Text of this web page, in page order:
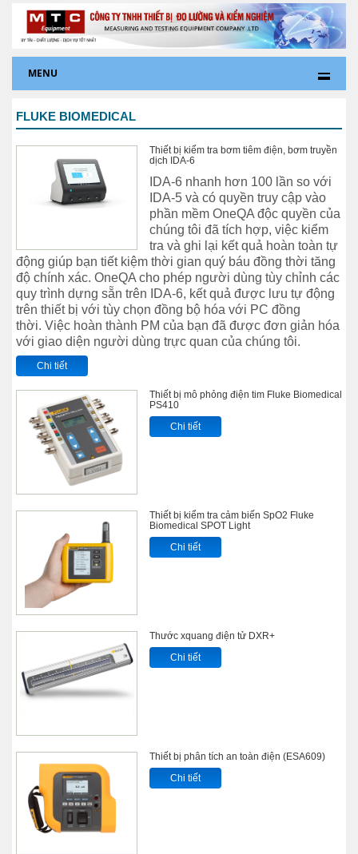
MENU
FLUKE BIOMEDICAL
Thiết bị kiểm tra bơm tiêm điện, bơm truyền
dịch IDA-6
IDA-6 nhanh hơn 100 lần so với
IDA-5 và có quyền truy cập vào
phần mềm OneQA độc quyền của
chúng tôi đã tích hợp, việc kiểm
tra và ghi lại kết quả hoàn toàn tự
động giúp bạn tiết kiệm thời gian quý báu đồng thời tăng
độ chính xác. OneQA cho phép người dùng tùy chỉnh các
quy trình dựng sẵn trên IDA-6, kết quả được lưu tự động
trên thiết bị với tùy chọn đồng bộ hóa với PC đồng
thời. Việc hoàn thành PM của bạn đã được đơn giản hóa
với giao diện người dùng trực quan của chúng tôi.
Chi tiết
Thiết bị mô phỏng điện tim Fluke Biomedical
PS410
Chi tiết
Thiết bị kiểm tra cảm biến SpO2 Fluke
Biomedical SPOT Light
Chi tiết
Thước xquang điện tử DXR+
Chi tiết
Thiết bị phân tích an toàn điện (ESA609)
Chi tiết